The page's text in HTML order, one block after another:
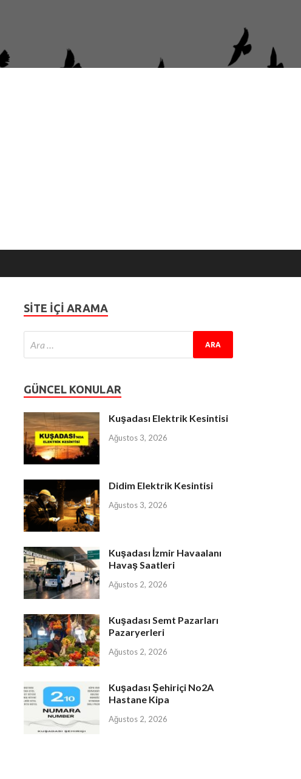
SITE IÇI ARAMA
GÜNCEL KONULAR
Kuşadası Elektrik Kesintisi
Ağustos 3, 2026
Didim Elektrik Kesintisi
Ağustos 3, 2026
Kuşadası İzmir Havaalanı
Havaş Saatleri
Ağustos 2, 2026
Kuşadası Semt Pazarları
Pazaryerleri
Ağustos 2, 2026
Kuşadası Şehiriçi No2A
Hastane Kipa
Ağustos 2, 2026